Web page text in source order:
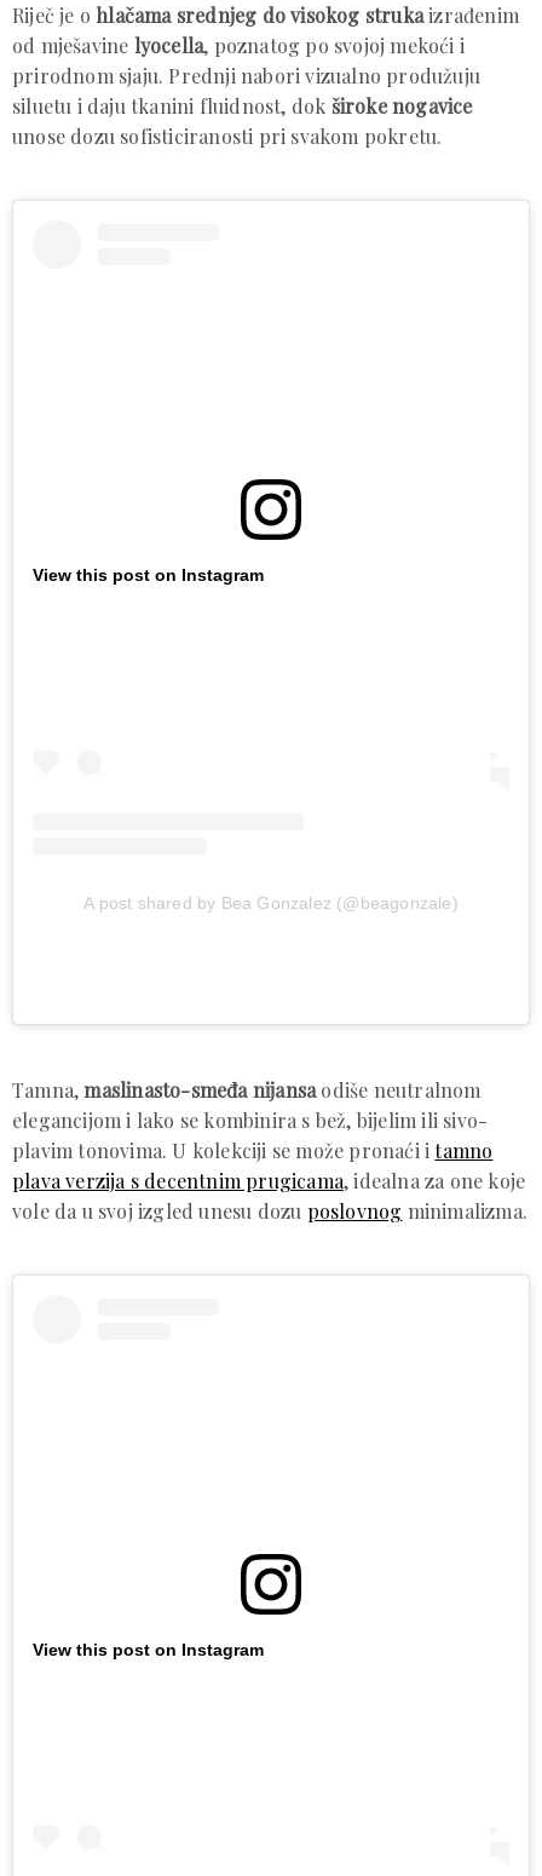
Riječ je ohlačama srednjeg do visokog strukaizrađenim
od mješavine lyocella, poznatog po svojoj mekoći i
prirodnom sjaju. Prednji nabori vizualno produžuju
siluetu i daju tkanini fluidnost, dok široke nogavice
unose dozu sofisticiranosti pri svakom pokretu.
View this post on Instagram
A post shared by Bea Gonzalez (@beagonzale)
Tamna,maslinasto-smeđa nijansaodiše neutralnom
elegancijom i lako se kombinira s bež, bijelim ili sivo-
plavim tonovima. U kolekciji se može pronaći itamno
plava verzija s decentnim prugicama, idealna za one koje
vole da u svoj izgled unesu dozu poslovnog minimalizma.
View this post on Instagram